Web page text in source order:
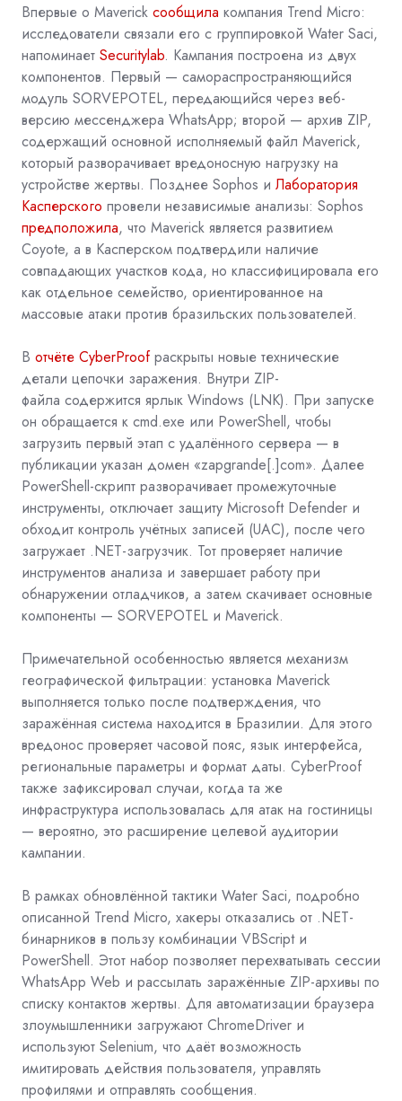
Впервые о Maverick сообщила компания Trend Micro:
исследователи связали его с группировкой Water Saci,
напоминает Securitylab. Кампания построена из двух
компонентов. Первый — самораспространяющийся
модуль SORVEPOTEL, передающийся через веб-
версию мессенджера WhatsApp; второй — архив ZIP,
содержащий основной исполняемый файл Maverick,
который разворачивает вредоносную нагрузку на
устройстве жертвы. Позднее Sophos и Лаборатория
Касперского провели независимые анализы: Sophos
предположила, что Maverick является развитием
Coyote, а в Касперском подтвердили наличие
совпадающих участков кода, но классифицировала его
как отдельное семейство, ориентированное на
массовые атаки против бразильских пользователей.
В отчёте CyberProof раскрыты новые технические
детали цепочки заражения. Внутри ZIP-
файла содержится ярлык Windows (LNK). При запуске
он обращается к cmd.exe или PowerShell, чтобы
загрузить первый этап с удалённого сервера — в
публикации указан домен «zapgrande[.]com». Далее
PowerShell-скрипт разворачивает промежуточные
инструменты, отключает защиту Microsoft Defender и
обходит контроль учётных записей (UAC), после чего
загружает .NET-загрузчик. Тот проверяет наличие
инструментов анализа и завершает работу при
обнаружении отладчиков, а затем скачивает основные
компоненты — SORVEPOTEL и Maverick.
Примечательной особенностью является механизм
географической фильтрации: установка Maverick
выполняется только после подтверждения, что
заражённая система находится в Бразилии. Для этого
вредонос проверяет часовой пояс, язык интерфейса,
региональные параметры и формат даты. CyberProof
также зафиксировал случаи, когда та же
инфраструктура использовалась для атак на гостиницы
— вероятно, это расширение целевой аудитории
кампании.
В рамках обновлённой тактики Water Saci, подробно
описанной Trend Micro, хакеры отказались от .NET-
бинарников в пользу комбинации VBScript и
PowerShell. Этот набор позволяет перехватывать сессии
WhatsApp Web и рассылать заражённые ZIP-архивы по
списку контактов жертвы. Для автоматизации браузера
злоумышленники загружают ChromeDriver и
используют Selenium, что даёт возможность
имитировать действия пользователя, управлять
профилями и отправлять сообщения.